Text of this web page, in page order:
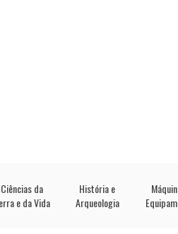
Ciências da
e da Vida
História e
Arqueologia